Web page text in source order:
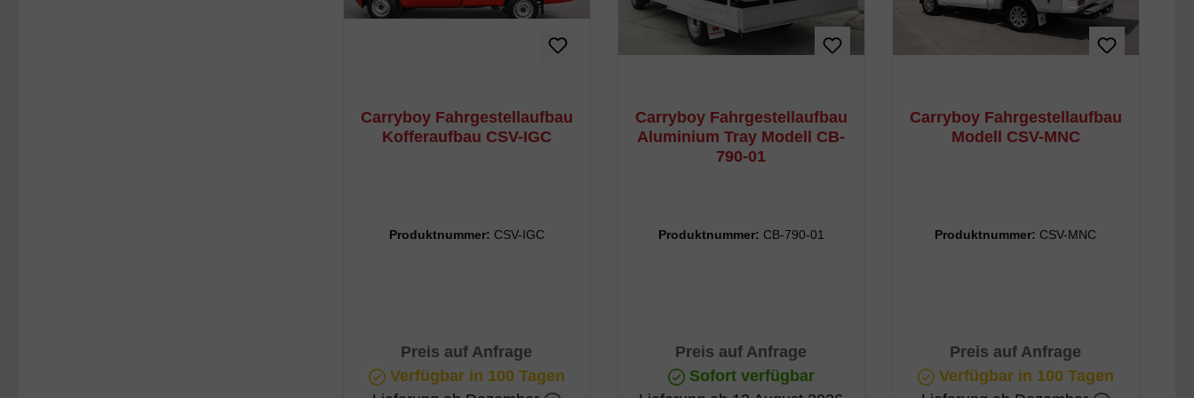
Carryboy Fahrgestellaufbau
Kofferaufbau CSV-IGC
Produktnummer: CSV-IGC
Preis auf Anfrage
Verfügbar in 100 Tagen
Carryboy Fahrgestellaufbau
Aluminium Tray Modell CB-
790-01
Produktnummer: CB-790-01
Preis auf Anfrage
Sofort verfügbar
Carryboy Fahrgestellaufbau
Modell CSV-MNC
Produktnummer: CSV-MNC
Preis auf Anfrage
Verfügbar in 100 Tagen